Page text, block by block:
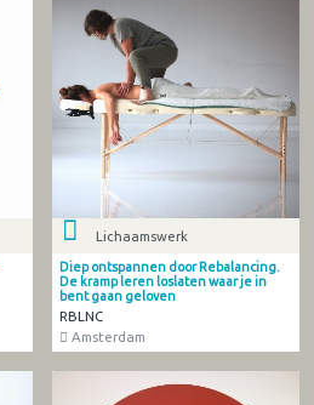
Lichaamswerk
Diep ontspannen door Rebalancing.
De kramp leren loslaten waar je in
bent gaan geloven
RBLNC
Amsterdam